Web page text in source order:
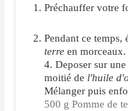
Préchauffer votre
Pendant ce
terre en
4. Deposer sur
moitié de l'huile
Mélanger puis
500 g Pomme de